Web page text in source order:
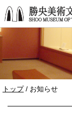
このページの本文へ
現
の
トップ/ お知らせ